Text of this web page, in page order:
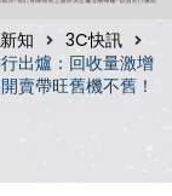
知
3C快訊
出爐：回收量激增
賣帶旺舊機不舊！